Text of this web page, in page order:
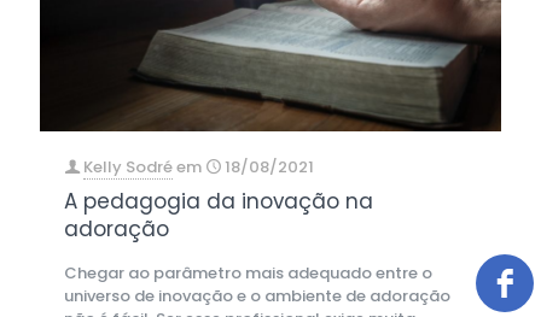
Kelly Sodréem 18/08/2021
A pedagogia da inovação na
adoração
Chegar ao parâmetro mais adequado entre o
universo de inovação e o ambiente de adoração